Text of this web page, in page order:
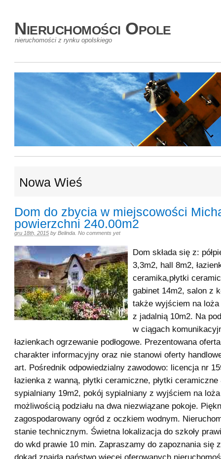
Nieruchomości Opole
nieruchomości z rynku opolskiego
Nowa Wieś
Dom do zbycia w miejscowości
powierzchni 240.00m2
gru 18th, 2015 by Belinda No comments yet
Dom składa się z:
3,3m2, hall 8m2,
ceramika,płytki
gabinet 14m2, salon z
także wyjściem na
z jadalnią 10m2. Na
w ciągach
łazienkach ogrzewanie podłogowe. Prezentowana
charakter informacyjny oraz nie stanowi oferty
art. Pośrednik odpowiedzialny zawodowo: licencja nr
łazienka z wanną, płytki ceramiczne, płytki
sypialniany 19m2, pokój sypialniany z wyjściem na
możliwością podziału na dwa niezwiązane pokoje.
zagospodarowany ogród z oczkiem wodnym.
stanie technicznym. Świetna lokalizacja do szkoły
do wkd prawie 10 min. Zapraszamy do zapoznania się
dokąd znajdą państwo więcej oferowanych